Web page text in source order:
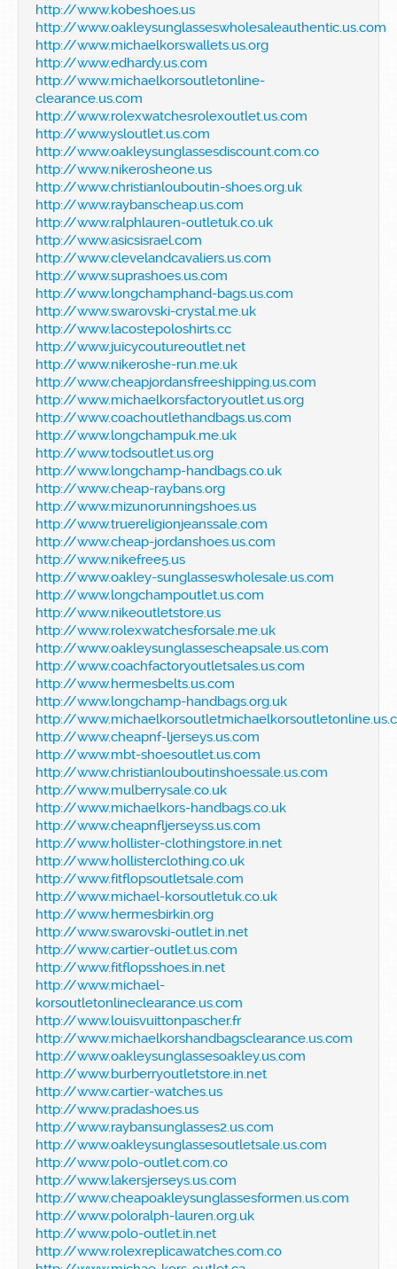
http://www.kobeshoes.us
http://www.oakleysunglasseswholesaleauthentic.us.com
http://www.michaelkorswallets.us.org
http://www.edhardy.us.com
http://www.michaelkorsoutletonline-
clearance.us.com
http://www.rolexwatchesrolexoutlet.us.com
http://www.ysloutlet.us.com
http://www.oakleysunglassesdiscount.com.co
http://www.nikerosheone.us
http://www.christianlouboutin-shoes.org.uk
http://www.raybanscheap.us.com
http://www.ralphlauren-outletuk.co.uk
http://www.asicsisrael.com
http://www.clevelandcavaliers.us.com
http://www.suprashoes.us.com
http://www.longchamphand-bags.us.com
http://www.swarovski-crystal.me.uk
http://www.lacostepoloshirts.cc
http://www.juicycoutureoutlet.net
http://www.nikeroshe-run.me.uk
http://www.cheapjordansfreeshipping.us.com
http://www.michaelkorsfactoryoutlet.us.org
http://www.coachoutlethandbags.us.com
http://www.longchampuk.me.uk
http://www.todsoutlet.us.org
http://www.longchamp-handbags.co.uk
http://www.cheap-raybans.org
http://www.mizunorunningshoes.us
http://www.truereligionjeanssale.com
http://www.cheap-jordanshoes.us.com
http://www.nikefree5.us
http://www.oakley-sunglasseswholesale.us.com
http://www.longchampoutlet.us.com
http://www.nikeoutletstore.us
http://www.rolexwatchesforsale.me.uk
http://www.oakleysunglassescheapsale.us.com
http://www.coachfactoryoutletsales.us.com
http://www.hermesbelts.us.com
http://www.longchamp-handbags.org.uk
http://
http://www.cheapnf-ljerseys.us.com
http://www.mbt-shoesoutlet.us.com
http://www.christianlouboutinshoessale.us.com
http://www.mulberrysale.co.uk
http://www.michaelkors-handbags.co.uk
http://www.cheapnfljerseyss.us.com
http://www.hollister-clothingstore.in.net
http://www.hollisterclothing.co.uk
http://www.fitflopsoutletsale.com
http://www.michael-korsoutletuk.co.uk
http://www.hermesbirkin.org
http://www.swarovski-outlet.in.net
http://www.cartier-outlet.us.com
http://www.fitflopsshoes.in.net
http://www.michael-
korsoutletonlineclearance.us.com
http://www.louisvuittonpascher.fr
http://www.michaelkorshandbagsclearance.us.com
http://www.oakleysunglassesoakley.us.com
http://www.burberryoutletstore.in.net
http://www.cartier-watches.us
http://www.pradashoes.us
http://www.raybansunglasses2.us.com
http://www.oakleysunglassesoutletsale.us.com
http://www.polo-outlet.com.co
http://www.lakersjerseys.us.com
http://www.cheapoakleysunglassesformen.us.com
http://www.poloralph-lauren.org.uk
http://www.polo-outlet.in.net
http://www.rolexreplicawatches.com.co